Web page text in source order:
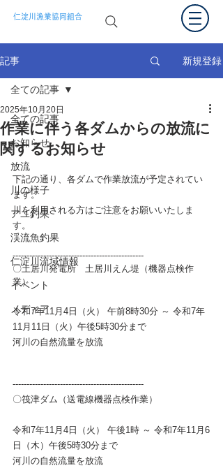
仁淀川漁業協同組合
記事 新規登録
全ての記事
お知らせ
放流
川の様子
アユ釣果
渓流魚釣果
仁淀川流域情報
イベント
メディア
全ての記事
作業に伴う各ダムからの放流に
関するお知らせ
2025年10月20日
下記の通り、各ダムで作業放流が予定されてい
ます。
川を利用される方はご注意をお願いいたしま
す。
-----------------------------------------------
〇土居川発電所　土居川えん堤（機器点検作
業）
令和7年11月4日（火） 午前8時30分 ～ 令和7年
11月11日（火）午後5時30分まで
河川の自然流量を放流
-----------------------------------------------
〇筏津ダム（送電線機器点検作業）
令和7年11月4 日（火） 午後1時 ～ 令和7年11月6
日（木）午後5時30分まで
河川の自然流量を放流